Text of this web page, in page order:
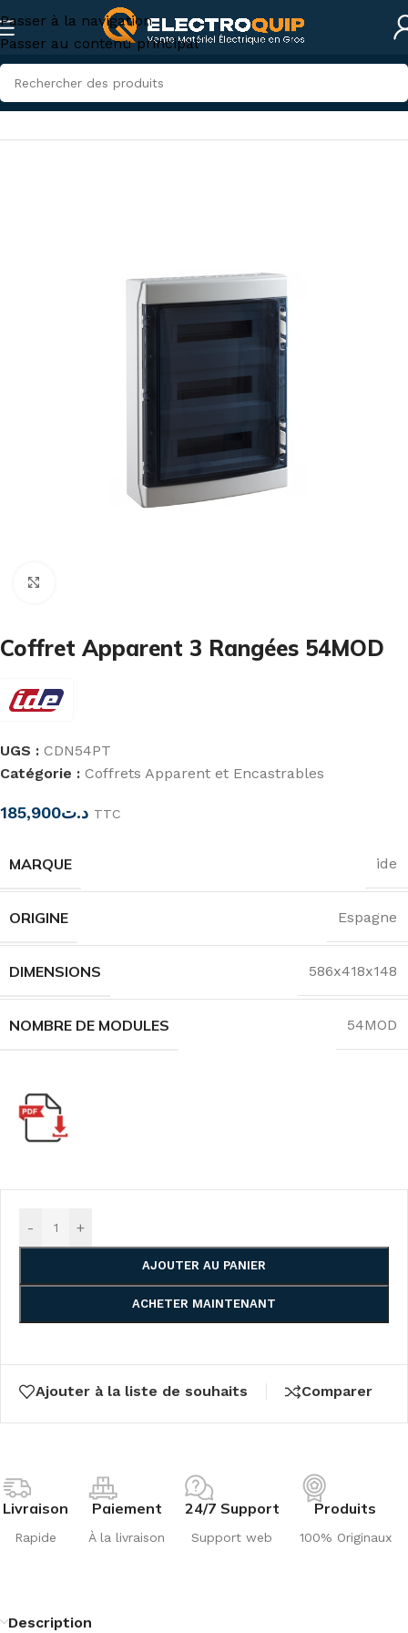
Passer à la navigation
Passer au contenu principal
Accueil/Coffrets Apparent et Encastrables
Coffret Apparent 3 Rangées 54MOD
UGS : CDN54PT
Catégorie : Coffrets Apparent et Encastrables
د.ت185,900 TTC
MARQUE ide
ORIGINE Espagne
DIMENSIONS 586x418x148
NOMBRE DE MODULES 54MOD
- +
AJOUTER AU PANIER
ACHETER MAINTENANT
Ajouter à la liste de souhaits Comparer
Livraison
Rapide
Paiement
À la livraison
24/7 Support
Support web
Produits
100% Originaux
Description